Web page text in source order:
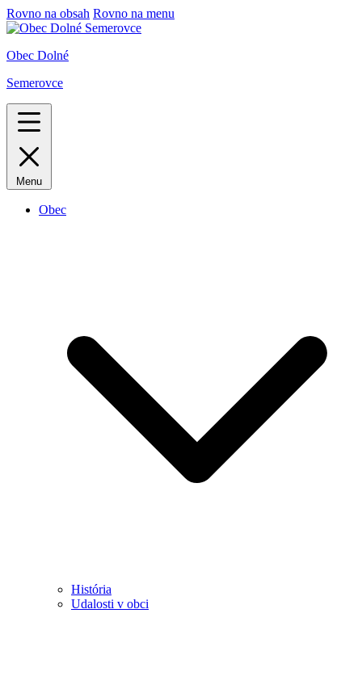
Rovno na obsah Rovno na menu
Obec Dolné
Semerovce
Menu
Obec
História
Udalosti v obci